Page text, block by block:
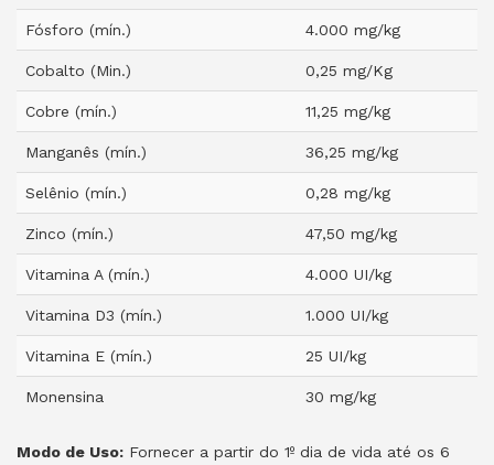
Fósforo (mín.) 4.000 mg/kg
Cobalto (Min.) 0,25 mg/Kg
Cobre (mín.) 11,25 mg/kg
Manganês (mín.) 36,25 mg/kg
Selênio (mín.) 0,28 mg/kg
Zinco (mín.) 47,50 mg/kg
Vitamina A (mín.) 4.000 UI/kg
Vitamina D3 (mín.) 1.000 UI/kg
Vitamina E (mín.) 25 UI/kg
Monensina 30 mg/kg
Modo de Uso: Fornecer a partir do 1º dia de vida até os 6